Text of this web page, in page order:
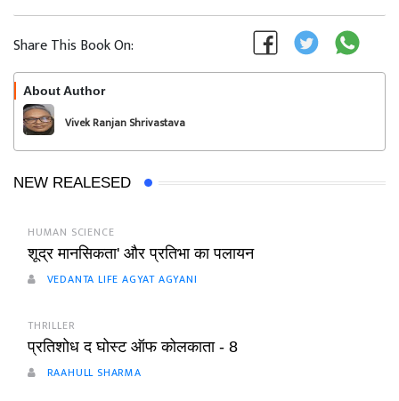
Share This Book On:
About Author
Vivek Ranjan Shrivastava
NEW REALESED
HUMAN SCIENCE
शूद्र मानसिकता' और प्रतिभा का पलायन
VEDANTA LIFE AGYAT AGYANI
THRILLER
प्रतिशोध द घोस्ट ऑफ कोलकाता - 8
RAAHULL SHARMA